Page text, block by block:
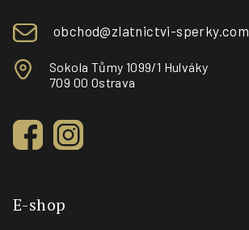
obchod@zlatnictvi-sperky.com
Sokola Tůmy 1099/1 Hulváky
709 00 Ostrava
E-shop